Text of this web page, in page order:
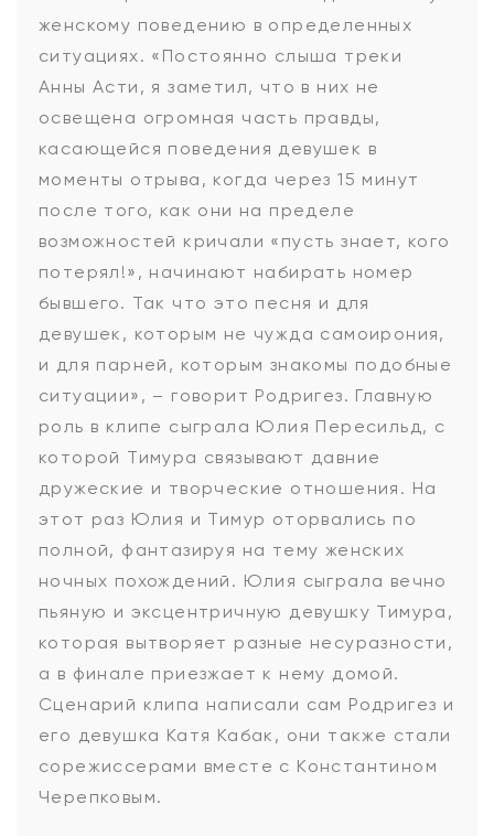
женскому поведению в определенных
ситуациях. «Постоянно слыша треки
Анны Асти, я заметил, что в них не
освещена огромная часть правды,
касающейся поведения девушек в
моменты отрыва, когда через 15 минут
после того, как они на пределе
возможностей кричали «пусть знает, кого
потерял!», начинают набирать номер
бывшего. Так что это песня и для
девушек, которым не чужда самоирония,
и для парней, которым знакомы подобные
ситуации», – говорит Родригез. Главную
роль в клипе сыграла Юлия Пересильд, с
которой Тимура связывают давние
дружеские и творческие отношения. На
этот раз Юлия и Тимур оторвались по
полной, фантазируя на тему женских
ночных похождений. Юлия сыграла вечно
пьяную и эксцентричную девушку Тимура,
которая вытворяет разные несуразности,
а в финале приезжает к нему домой.
Сценарий клипа написали сам Родригез и
его девушка Катя Кабак, они также стали
сорежиссерами вместе с Константином
Черепковым.